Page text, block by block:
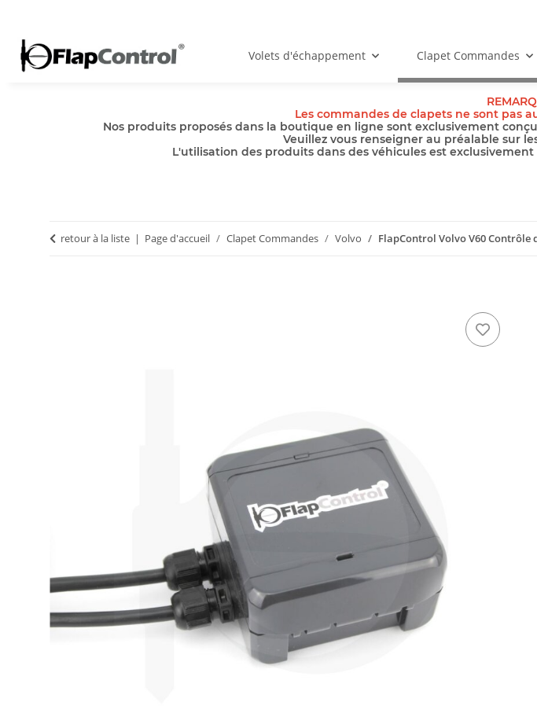
Volets d'échappement Clapet Commandes
Les commandes de clapets ne sont pas
Nos produits proposés dans la boutique en ligne sont exclusivement
Veuillez vous renseigner au préalable sur
L'utilisation des produits dans des véhicules est
retour à la liste Page d'accueil Clapet Commandes Volvo FlapControl Volvo V60 Contrôle